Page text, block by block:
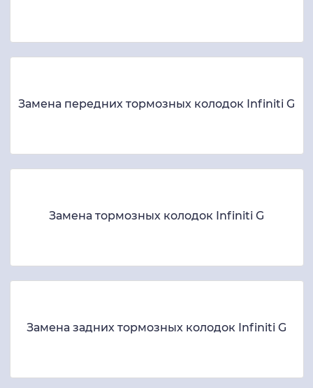
Замена передних тормозных колодок Infiniti G
Замена тормозных колодок Infiniti G
Замена задних тормозных колодок Infiniti G